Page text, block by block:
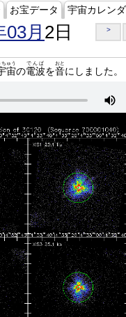
お宝データ 宇宙カレン
03月 2日 >
宙
ちゅう
の電波
でんぱ
を音
おと
にしました。